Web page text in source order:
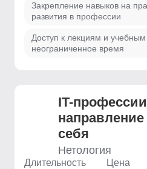
Закрепление навыков на
развития в профессии
Доступ к лекциям и
неограниченное время
IT-
себя
Нетология
Длительность
Цена